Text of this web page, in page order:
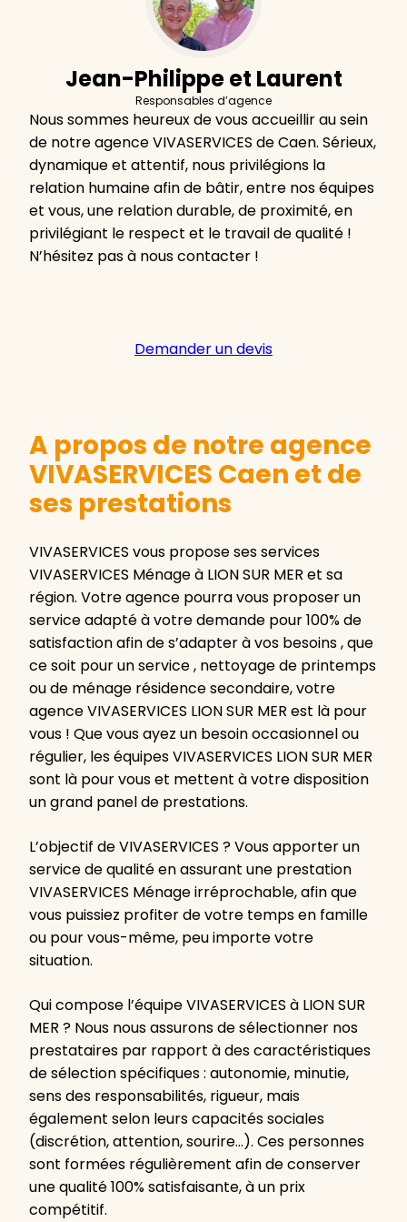
Jean-Philippe et Laurent
Responsables d’agence
Nous sommes heureux de vous accueillir au sein
de notre agence VIVASERVICES de Caen. Sérieux,
dynamique et attentif, nous privilégions la
relation humaine afin de bâtir, entre nos équipes
et vous, une relation durable, de proximité, en
privilégiant le respect et le travail de qualité !
N’hésitez pas à nous contacter !
Demander un devis
A propos de notre agence
VIVASERVICES Caen et de
ses prestations
VIVASERVICES vous propose ses services
VIVASERVICES Ménage à LION SUR MER et sa
région. Votre agence pourra vous proposer un
service adapté à votre demande pour 100% de
satisfaction afin de s’adapter à vos besoins , que
ce soit pour un service , nettoyage de printemps
ou de ménage résidence secondaire, votre
agence VIVASERVICES LION SUR MER est là pour
vous ! Que vous ayez un besoin occasionnel ou
régulier, les équipes VIVASERVICES LION SUR MER
sont là pour vous et mettent à votre disposition
un grand panel de prestations.
L’objectif de VIVASERVICES ? Vous apporter un
service de qualité en assurant une prestation
VIVASERVICES Ménage irréprochable, afin que
vous puissiez profiter de votre temps en famille
ou pour vous-même, peu importe votre
situation.
Qui compose l’équipe VIVASERVICES à LION SUR
MER ? Nous nous assurons de sélectionner nos
prestataires par rapport à des caractéristiques
de sélection spécifiques : autonomie, minutie,
sens des responsabilités, rigueur, mais
également selon leurs capacités sociales
(discrétion, attention, sourire…). Ces personnes
sont formées régulièrement afin de conserver
une qualité 100% satisfaisante, à un prix
compétitif.